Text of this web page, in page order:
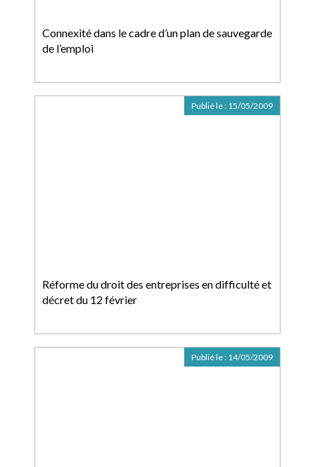
Connexité dans le cadre d’un plan de sauvegarde
de l’emploi
Réforme du droit des entreprises en difficulté et
décret du 12 février
Publié le : 15/05/2009
Publié le : 14/05/2009